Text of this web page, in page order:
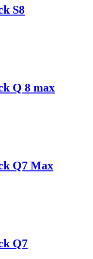
S8
Q 8 max
Q7 Max
Q7